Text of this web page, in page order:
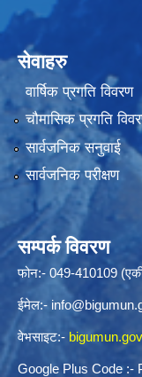
सेवाहरु
वार्षिक प्रगति विवरण
चौमासिक प्रगति
सार्वजनिक सनुवाई
सार्वजनिक परीक्षण
सम्पर्क विवरण
फोन:- 049-410109
ईमेल:-
वेभसाइट:-
Google Plus Code :-